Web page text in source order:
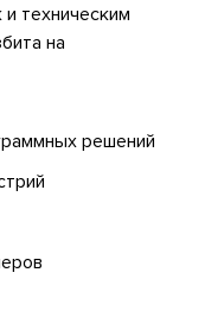
техническим
на
решений